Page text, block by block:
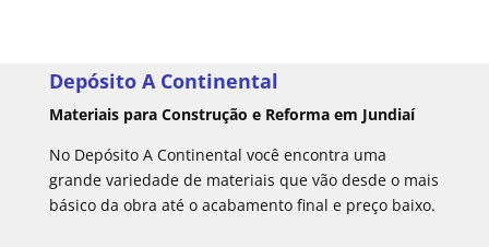
Depósito A Continental
Materiais para Construção e Reforma em Jundiaí
No Depósito A Continental você encontra uma
grande variedade de materiais que vão desde o mais
básico da obra até o acabamento final e preço baixo.